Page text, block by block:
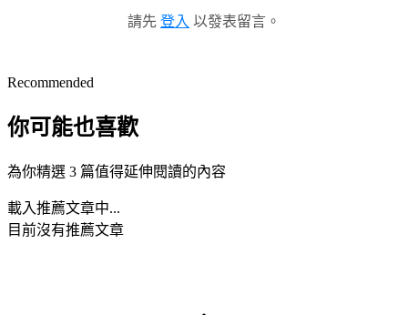
請先 登入 以發表留言。
Recommended
你可能也喜歡
為你精選 3 篇值得延伸閱讀的內容
載入推薦文章中...
目前沒有推薦文章